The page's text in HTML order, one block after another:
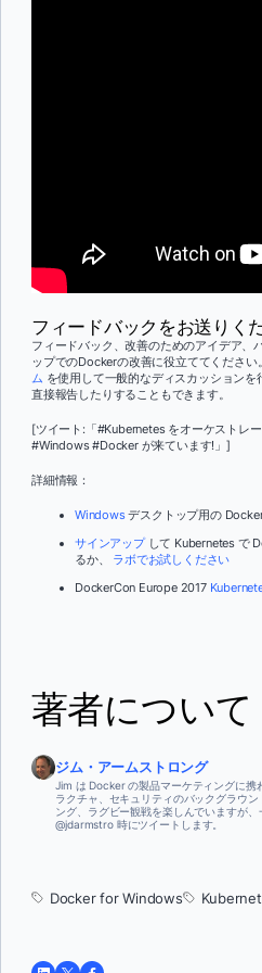
フィードバックをお送りく
フィードバック、改善のためのアイデア、
ップでのDockerの改善に役立ててください
ム を使用して一般的なディスカッションを
直接報告したりすることもできます。
[ツイート:「#Kubernetes をオーケストレ
#Windows #Docker が来ています!」]
詳細情報：
Windowsデスクトップ用の
サインアップして Kubernetes で
るか、
ラボでお試しください
DockerCon Europe 2017
著者について
ジム・アームストロング
Jim は Docker の製品マーケティングに携
ラクチャ、セキュリティのバックグラウ
ング、ラグビー観戦を楽しんでいますが
@jdarmstro 時にツイートします。
Docker for Windows